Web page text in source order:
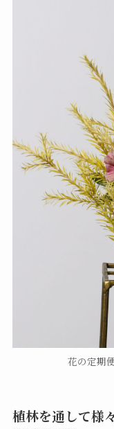
花の定期
植林を通して様